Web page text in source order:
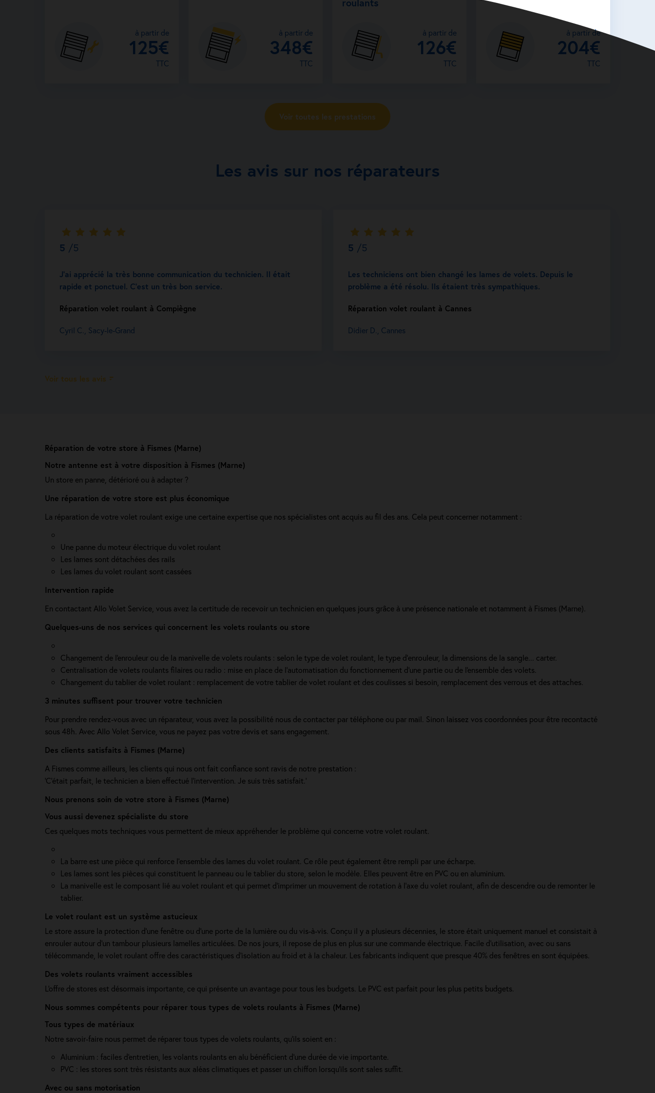
Réparation de votre store à Fismes (Marne)
Notre antenne est à votre disposition à Fismes (Marne)
Un store en panne, détérioré ou à adapter ?
Une réparation de votre store est plus économique
La réparation de votre volet roulant exige une certaine expertise que nos spécialistes ont acquis au fil des ans. Cela peut concerner notamment :
Une panne du moteur électrique du volet roulant
Les lames sont détachées des rails
Les lames du volet roulant sont cassées
Intervention rapide
En contactant Allo Volet Service, vous avez la certitude de recevoir un technicien en quelques jours grâce à une présence nationale et notamment à Fismes (Marne).
Quelques-uns de nos services qui concernent les volets roulants ou store
Changement de l'enrouleur ou de la manivelle de volets roulants : selon le type de volet roulant, le type d’enrouleur, la dimensions de la sangle... carter.
Centralisation de volets roulants filaires ou radio : mise en place de l'automatisation du fonctionnement d’une partie ou de l'ensemble des volets.
Changement du tablier de volet roulant : remplacement de votre tablier de volet roulant et des coulisses si besoin, remplacement des verrous et des attaches.
3 minutes suffisent pour trouver votre technicien
Pour prendre rendez-vous avec un réparateur, vous avez la possibilité nous de contacter par téléphone ou par mail. Sinon laissez vos coordonnées pour être recontacté
sous 48h. Avec Allo Volet Service, vous ne payez pas votre devis et sans engagement.
Des clients satisfaits à Fismes (Marne)
A Fismes comme ailleurs, les clients qui nous ont fait confiance sont ravis de notre prestation :
'C’était parfait, le technicien a bien effectué l’intervention. Je suis très satisfait.'
Nous prenons soin de votre store à Fismes (Marne)
Vous aussi devenez spécialiste du store
Ces quelques mots techniques vous permettent de mieux appréhender le problème qui concerne votre volet roulant.
La barre est une pièce qui renforce l’ensemble des lames du volet roulant. Ce rôle peut également être rempli par une écharpe.
Les lames sont les pièces qui constituent le panneau ou le tablier du store, selon le modèle. Elles peuvent être en PVC ou en aluminium.
La manivelle est le composant lié au volet roulant et qui permet d’imprimer un mouvement de rotation à l’axe du volet roulant, afin de descendre ou de remonter le
tablier.
Le volet roulant est un système astucieux
Le store assure la protection d'une fenêtre ou d'une porte de la lumière ou du vis-à-vis. Conçu il y a plusieurs décennies, le store était uniquement manuel et consistait à
enrouler autour d'un tambour plusieurs lamelles articulées. De nos jours, il repose de plus en plus sur une commande électrique. Facile d'utilisation, avec ou sans
télécommande, le volet roulant offre des caractéristiques d'isolation au froid et à la chaleur. Les fabricants indiquent que presque 40% des fenêtres en sont équipées.
Des volets roulants vraiment accessibles
L'offre de stores est désormais importante, ce qui présente un avantage pour tous les budgets. Le PVC est parfait pour les plus petits budgets.
Nous sommes compétents pour réparer tous types de volets roulants à Fismes (Marne)
Tous types de matériaux
Notre savoir-faire nous permet de réparer tous types de volets roulants, qu'ils soient en :
Aluminium : faciles d'entretien, les volants roulants en alu bénéficient d'une durée de vie importante.
PVC : les stores sont très résistants aux aléas climatiques et passer un chiffon lorsqu'ils sont sales suffit.
Avec ou sans motorisation
à partir de
125€
TTC
à partir de
348€
TTC
roulants
à partir de
126€
TTC
à partir de
204€
TTC
Voir toutes les prestations
Les avis sur nos réparateurs
5 /5
J’ai apprécié la très bonne communication du technicien. Il était
rapide et ponctuel. C’est un très bon service.
Réparation volet roulant à Compiègne
Cyril C., Sacy-le-Grand
5 /5
Les techniciens ont bien changé les lames de volets. Depuis le
problème a été résolu. Ils étaient très sympathiques.
Réparation volet roulant à Cannes
Didier D., Cannes
Voir tous les avis